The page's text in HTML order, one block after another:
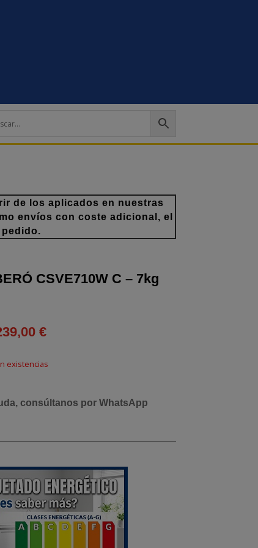
de los aplicados en nuestras
envíos con coste adicional, el
CSVE710W C – 7kg
€
existencias
consúltanos por WhatsApp